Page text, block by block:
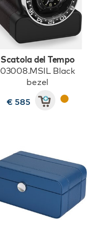
Scatola del Tempo
03008.MSIL Black
bezel
€ 585